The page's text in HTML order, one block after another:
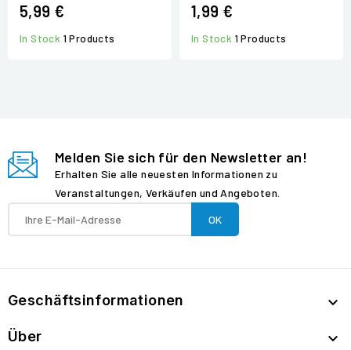
5,99 €
In Stock 1 Products
1,99 €
In Stock 1 Products
Melden Sie sich für den Newsletter an!
Erhalten Sie alle neuesten Informationen zu
Veranstaltungen, Verkäufen und Angeboten.
Geschäftsinformationen 
Über 